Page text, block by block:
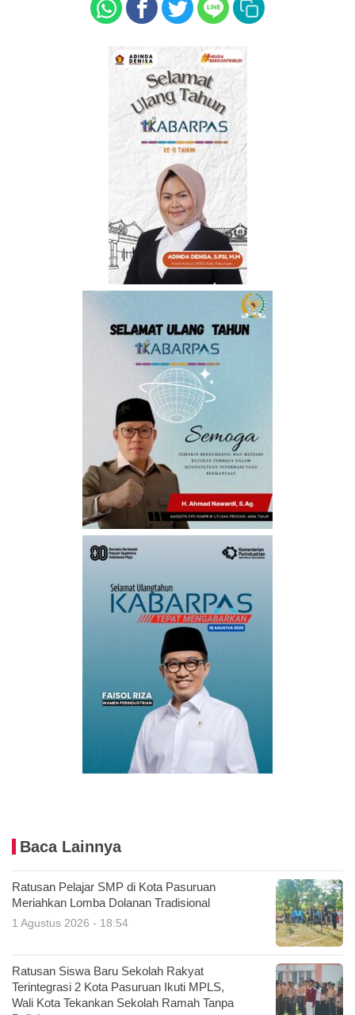
p
Baca Lainnya
Ratusan Pelajar SMP di Kota Pasuruan
Meriahkan Lomba Dolanan Tradisional
1 Agustus 2026 - 18:54
Ratusan Siswa Baru Sekolah Rakyat
Terintegrasi 2 Kota Pasuruan Ikuti MPLS,
Wali Kota Tekankan Sekolah Ramah Tanpa